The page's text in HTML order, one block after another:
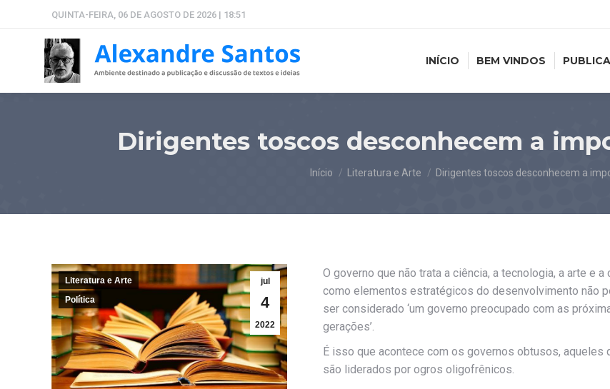
QUINTA-FEIRA, 06 DE AGOSTO DE 2026 | 18:51
INÍCIO BEM VINDOS
Dirigentes toscos desconhecem a
Você está aqui:
Início Literatura e Arte Dirigentes toscos desconhecem a
jul
4
2022
Literatura e Arte
Política
O governo que não trata a ciência, a tecnologia, a arte e a
como elementos estratégicos do desenvolvimento não
ser considerado ‘um governo preocupado com as
gerações’.
É isso que acontece com os governos obtusos, aqueles
são liderados por ogros oligofrênicos.